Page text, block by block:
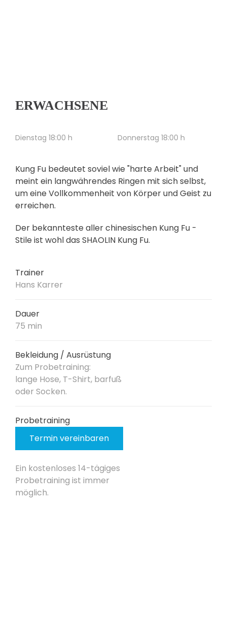
ERWACHSENE
Dienstag 18:00 h Donnerstag 18:00 h
Kung Fu bedeutet soviel wie "harte Arbeit" und
meint ein langwährendes Ringen mit sich selbst,
um eine Vollkommenheit von Körper und Geist zu
erreichen.
Der bekannteste aller chinesischen Kung Fu -
Stile ist wohl das SHAOLIN Kung Fu.
Trainer
Hans Karrer
Dauer
75 min
Bekleidung / Ausrüstung
Zum Probetraining:
lange Hose, T-Shirt, barfuß
oder Socken.
Probetraining
Termin vereinbaren
Ein kostenloses 14-tägiges
Probetraining ist immer
möglich.